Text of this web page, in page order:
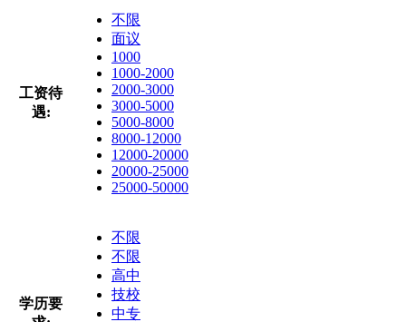
工资待
遇:
不限
面议
1000
1000-2000
2000-3000
3000-5000
5000-8000
8000-12000
12000-20000
20000-25000
25000-50000
学历要
不限
不限
高中
技校
中专